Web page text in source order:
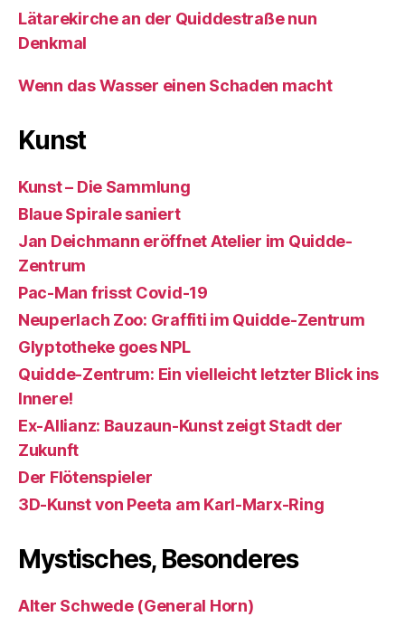
Lätarekirche an der Quiddestraße nun
Denkmal
Wenn das Wasser einen Schaden macht
Kunst
Kunst – Die Sammlung
Blaue Spirale saniert
Jan Deichmann eröffnet Atelier im Quidde-
Zentrum
Pac-Man frisst Covid-19
Neuperlach Zoo: Graffiti im Quidde-Zentrum
Glyptotheke goes NPL
Quidde-Zentrum: Ein vielleicht letzter Blick ins
Innere!
Ex-Allianz: Bauzaun-Kunst zeigt Stadt der
Zukunft
Der Flötenspieler
3D-Kunst von Peeta am Karl-Marx-Ring
Mystisches, Besonderes
Alter Schwede (General Horn)